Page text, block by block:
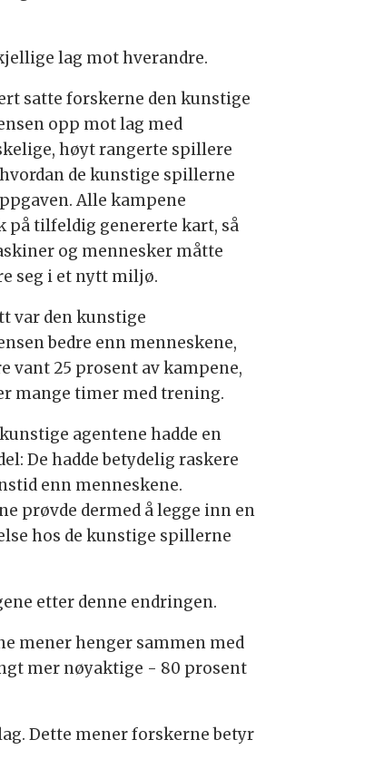
lag mot hverandre.
satte forskerne den kunstige
opp mot lag med
høyt rangerte spillere
de kunstige spillerne
Alle kampene
på tilfeldig genererte kart, så
og mennesker måtte
seg i et nytt miljø.
var den kunstige
bedre enn menneskene,
vant 25 prosent av kampene,
mange timer med trening.
agentene hadde en
De hadde betydelig raskere
enn menneskene.
prøvde dermed å legge inn en
hos de kunstige spillerne
etter denne endringen.
mener henger sammen med
mer nøyaktige - 80 prosent
Dette mener forskerne betyr